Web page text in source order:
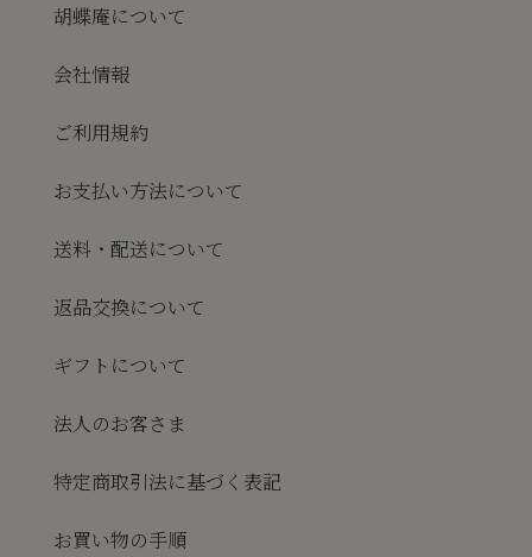
胡蝶庵について
会社情報
ご利用規約
お支払い方法について
送料・配送について
返品交換について
ギフトについて
法人のお客さま
特定商取引法に基づく表記
お買い物の手順